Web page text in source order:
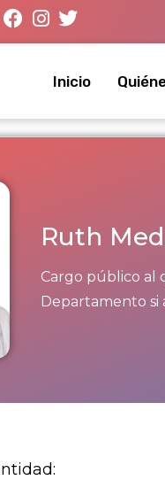
Inicio
Ruth
Cargo público al
Departamento si